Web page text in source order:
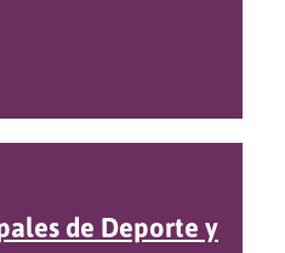
de Deporte y